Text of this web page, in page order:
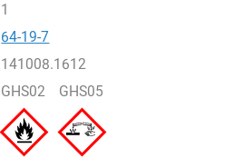
1
64-19-7
141008.1612
GHS02 GHS05